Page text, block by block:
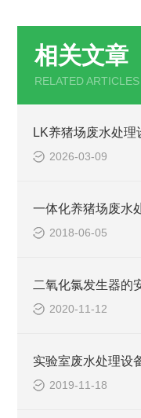
相关文章
RELATED ARTICLES
LK养猪场废水处理
2026-03-09
2018-06-05
二氧化氯发生器的
2020-11-12
2019-11-18